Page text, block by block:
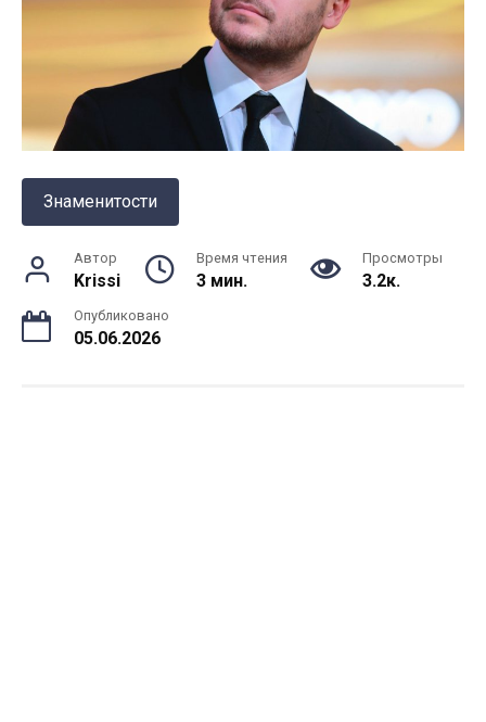
Знаменитости
Автор
Krissi
Время чтения
3 мин.
Просмотры
3.2к.
Опубликовано
05.06.2026